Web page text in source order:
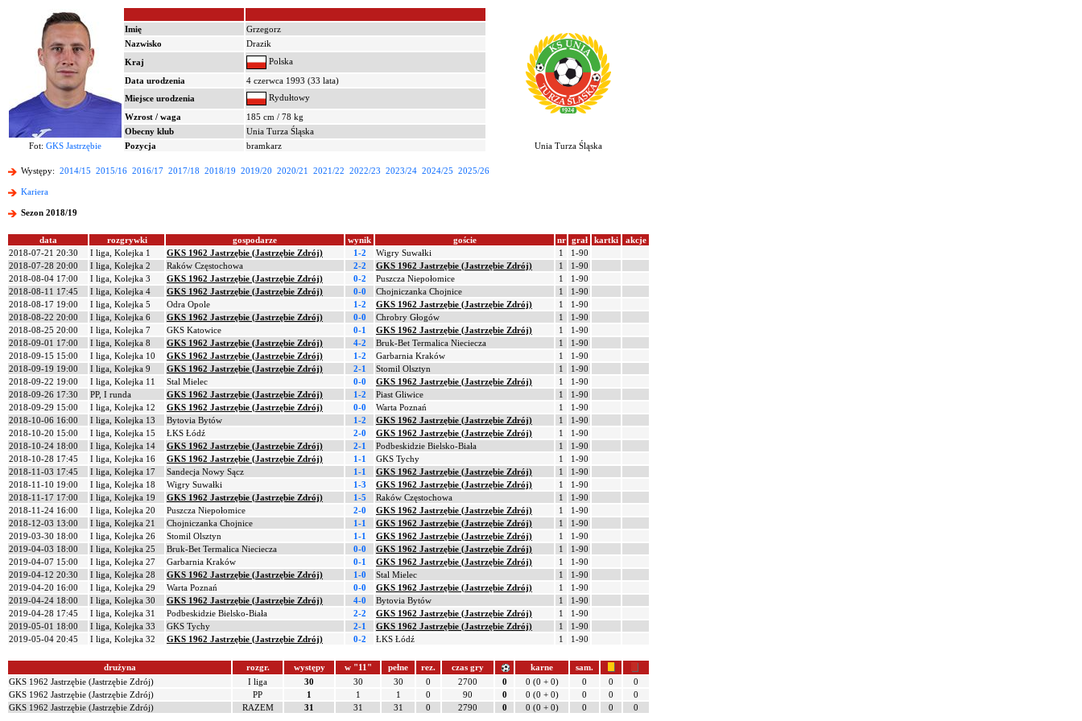
Imię
Grzegorz
Nazwisko
Drazik
Kraj
Polska
Data urodzenia
4 czerwca 1993 (33 lata)
Miejsce urodzenia
Rydułtowy
Wzrost / waga
185 cm / 78 kg
Obecny klub
Unia Turza Śląska
Fot: GKS Jastrzębie Pozycja bramkarz Unia Turza Śląska
Występy: 2014/15 2015/16 2016/17 2017/18 2018/19 2019/20 2020/21 2021/22 2022/23 2023/24 2024/25 2025/26
Kariera
Sezon 2018/19
data rozgrywki gospodarze wynik goście nr grał kartki
akcje
2018-07-21 20:30
I liga, Kolejka 1 GKS 1962 Jastrzębie (Jastrzębie Zdrój) 1-2 Wigry Suwałki 1
1-90
2018-07-28 20:00
I liga, Kolejka 2 Raków Częstochowa 2-2 GKS 1962 Jastrzębie (Jastrzębie Zdrój) 1
1-90
2018-08-04 17:00
I liga, Kolejka 3 GKS 1962 Jastrzębie (Jastrzębie Zdrój) 0-2 Puszcza Niepołomice 1
1-90
2018-08-11 17:45
I liga, Kolejka 4 GKS 1962 Jastrzębie (Jastrzębie Zdrój) 0-0 Chojniczanka Chojnice 1
1-90
2018-08-17 19:00
I liga, Kolejka 5 Odra Opole 1-2 GKS 1962 Jastrzębie (Jastrzębie Zdrój) 1
1-90
2018-08-22 20:00
I liga, Kolejka 6 GKS 1962 Jastrzębie (Jastrzębie Zdrój) 0-0 Chrobry Głogów 1
1-90
2018-08-25 20:00
I liga, Kolejka 7 GKS Katowice 0-1 GKS 1962 Jastrzębie (Jastrzębie Zdrój) 1
1-90
2018-09-01 17:00
I liga, Kolejka 8 GKS 1962 Jastrzębie (Jastrzębie Zdrój) 4-2 Bruk-Bet Termalica Nieciecza 1
1-90
2018-09-15 15:00
I liga, Kolejka 10 GKS 1962 Jastrzębie (Jastrzębie Zdrój) 1-2 Garbarnia Kraków 1
1-90
2018-09-19 19:00
I liga, Kolejka 9 GKS 1962 Jastrzębie (Jastrzębie Zdrój) 2-1 Stomil Olsztyn 1
1-90
2018-09-22 19:00
I liga, Kolejka 11 Stal Mielec 0-0 GKS 1962 Jastrzębie (Jastrzębie Zdrój) 1
1-90
2018-09-26 17:30
PP, I runda GKS 1962 Jastrzębie (Jastrzębie Zdrój) 1-2 Piast Gliwice 1
1-90
2018-09-29 15:00
I liga, Kolejka 12 GKS 1962 Jastrzębie (Jastrzębie Zdrój) 0-0 Warta Poznań 1
1-90
2018-10-06 16:00
I liga, Kolejka 13 Bytovia Bytów 1-2 GKS 1962 Jastrzębie (Jastrzębie Zdrój) 1
1-90
2018-10-20 15:00
I liga, Kolejka 15 ŁKS Łódź 2-0 GKS 1962 Jastrzębie (Jastrzębie Zdrój) 1
1-90
2018-10-24 18:00
I liga, Kolejka 14 GKS 1962 Jastrzębie (Jastrzębie Zdrój) 2-1 Podbeskidzie Bielsko-Biała 1
1-90
2018-10-28 17:45
I liga, Kolejka 16 GKS 1962 Jastrzębie (Jastrzębie Zdrój) 1-1 GKS Tychy 1
1-90
2018-11-03 17:45
I liga, Kolejka 17 Sandecja Nowy Sącz 1-1 GKS 1962 Jastrzębie (Jastrzębie Zdrój) 1
1-90
2018-11-10 19:00
I liga, Kolejka 18 Wigry Suwałki 1-3 GKS 1962 Jastrzębie (Jastrzębie Zdrój) 1
1-90
2018-11-17 17:00
I liga, Kolejka 19 GKS 1962 Jastrzębie (Jastrzębie Zdrój) 1-5 Raków Częstochowa 1
1-90
2018-11-24 16:00
I liga, Kolejka 20 Puszcza Niepołomice 2-0 GKS 1962 Jastrzębie (Jastrzębie Zdrój) 1
1-90
2018-12-03 13:00
I liga, Kolejka 21 Chojniczanka Chojnice 1-1 GKS 1962 Jastrzębie (Jastrzębie Zdrój) 1
1-90
2019-03-30 18:00
I liga, Kolejka 26 Stomil Olsztyn 1-1 GKS 1962 Jastrzębie (Jastrzębie Zdrój) 1
1-90
2019-04-03 18:00
I liga, Kolejka 25 Bruk-Bet Termalica Nieciecza 0-0 GKS 1962 Jastrzębie (Jastrzębie Zdrój) 1
1-90
2019-04-07 15:00
I liga, Kolejka 27 Garbarnia Kraków 0-1 GKS 1962 Jastrzębie (Jastrzębie Zdrój) 1
1-90
2019-04-12 20:30
I liga, Kolejka 28 GKS 1962 Jastrzębie (Jastrzębie Zdrój) 1-0 Stal Mielec 1
1-90
2019-04-20 16:00
I liga, Kolejka 29 Warta Poznań 0-0 GKS 1962 Jastrzębie (Jastrzębie Zdrój) 1
1-90
2019-04-24 18:00
I liga, Kolejka 30 GKS 1962 Jastrzębie (Jastrzębie Zdrój) 4-0 Bytovia Bytów 1
1-90
2019-04-28 17:45
I liga, Kolejka 31 Podbeskidzie Bielsko-Biała 2-2 GKS 1962 Jastrzębie (Jastrzębie Zdrój) 1
1-90
2019-05-01 18:00
I liga, Kolejka 33 GKS Tychy 2-1 GKS 1962 Jastrzębie (Jastrzębie Zdrój) 1
1-90
2019-05-04 20:45
I liga, Kolejka 32 GKS 1962 Jastrzębie (Jastrzębie Zdrój) 0-2 ŁKS Łódź 1 1-90
drużyna rozgr. występy w "11" pełne rez. czas gry karne
sam.
GKS 1962 Jastrzębie (Jastrzębie Zdrój)
I liga 30 30 30 0 2700 0 0 (0 + 0) 0 0
0
GKS 1962 Jastrzębie (Jastrzębie Zdrój)
PP 1 1 1 0 90 0 0 (0 + 0) 0 0
0
GKS 1962 Jastrzębie (Jastrzębie Zdrój)
RAZEM 31 31 31 0 2790 0 0 (0 + 0) 0 0 0